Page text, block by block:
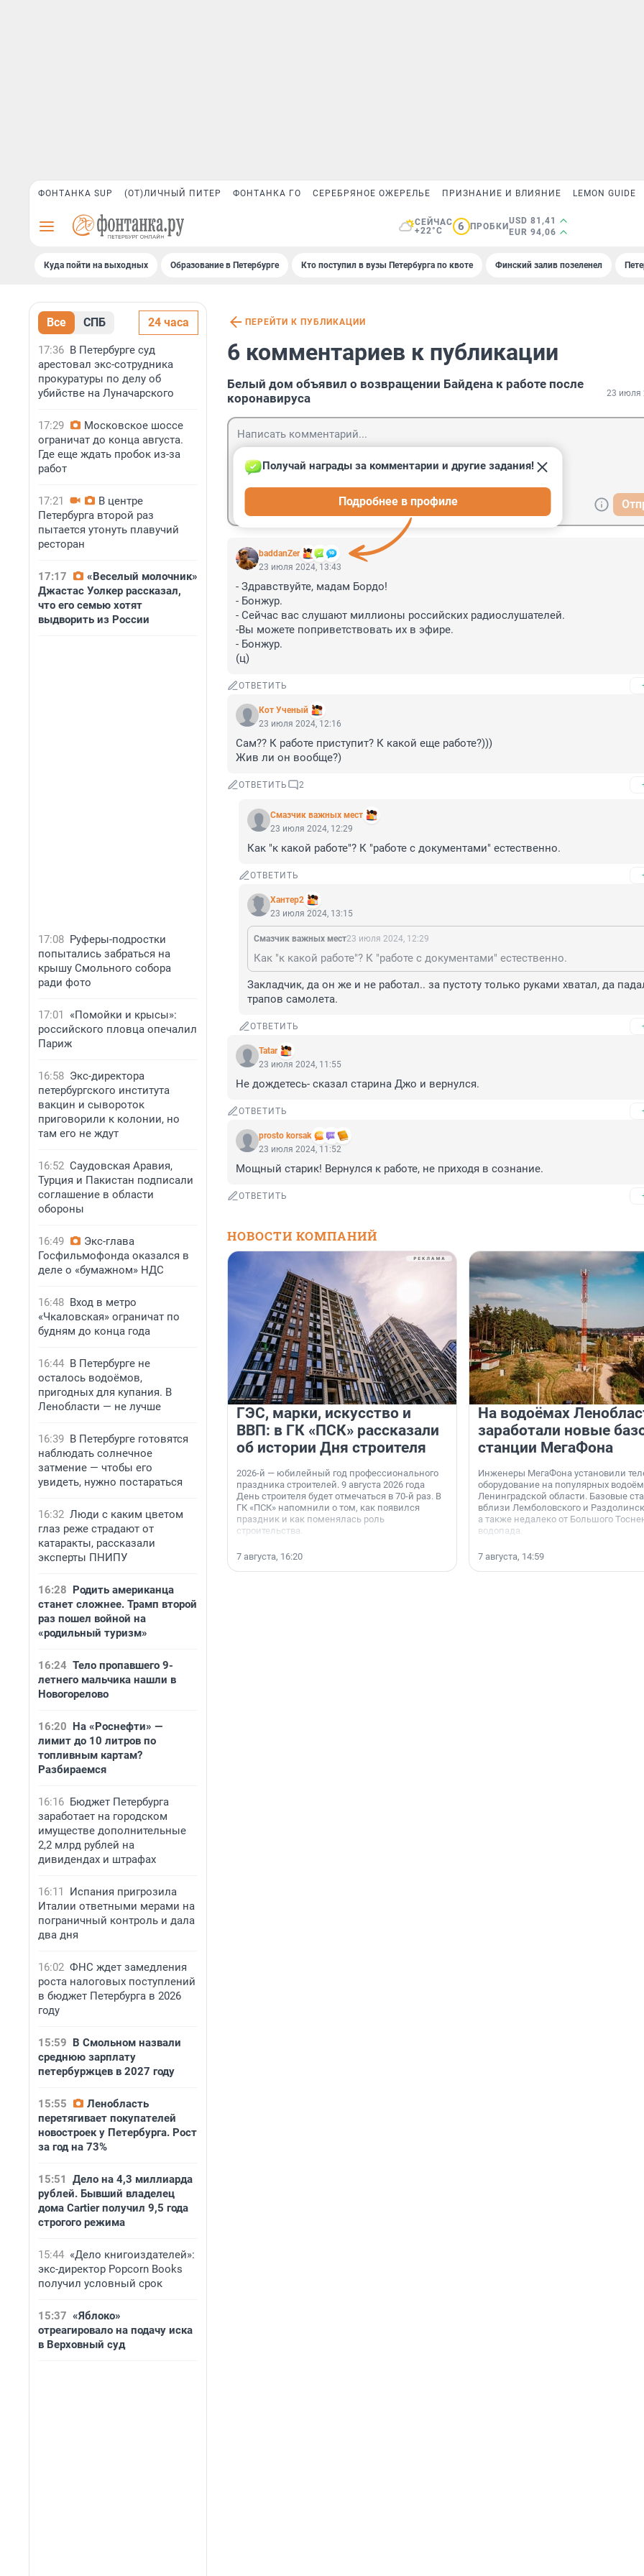
ФОНТАНКА SUP (ОТ)ЛИЧНЫЙ ПИТЕР ФОНТАНКА ГО СЕРЕБРЯНОЕ ОЖЕРЕЛЬЕ ПРИЗНАНИЕ И ВЛИЯНИЕ LEMON GUIDE
СЕЙЧАС
+22°C
6 ПРОБКИ
USD 81,41
EUR 94,06
Куда пойти на выходных Образование в Петербурге Кто поступил в вузы Петербурга по квоте Финский залив позеленел
Все СПБ 24 часа
17:36 В Петербурге суд
арестовал экс-сотрудника
прокуратуры по делу об
убийстве на Луначарского
17:29
Московское шоссе
ограничат до конца августа.
Где еще ждать пробок из-за
работ
17:21
В центре
Петербурга второй раз
пытается утонуть плавучий
ресторан
17:17
«Веселый молочник»
Джастас Уолкер рассказал,
что его семью хотят
выдворить из России
17:08 Руферы-подростки
попытались забраться на
крышу Смольного собора
ради фото
17:01
«Помойки и крысы»:
российского пловца опечалил
Париж
16:58 Экс-директора
петербургского института
вакцин и сывороток
приговорили к колонии, но
там его не ждут
16:52 Саудовская Аравия,
Турция и Пакистан подписали
соглашение в области
обороны
16:49
Экс-глава
Госфильмофонда оказался в
деле о «бумажном» НДС
16:48 Вход в метро
«Чкаловская» ограничат по
будням до конца года
16:44 В Петербурге не
осталось водоёмов,
пригодных для купания. В
Ленобласти — не лучше
16:39 В Петербурге готовятся
наблюдать солнечное
затмение — чтобы его
увидеть, нужно постараться
16:32 Люди с каким цветом
глаз реже страдают от
катаракты, рассказали
эксперты ПНИПУ
16:28 Родить американца
станет сложнее. Трамп второй
раз пошел войной на
«родильный туризм»
16:24 Тело пропавшего 9-
летнего мальчика нашли в
Новогорелово
16:20 На «Роснефти» —
лимит до 10 литров по
топливным картам?
Разбираемся
16:16 Бюджет Петербурга
заработает на городском
имуществе дополнительные
2,2 млрд рублей на
дивидендах и штрафах
16:11
Испания пригрозила
Италии ответными мерами на
пограничный контроль и дала
два дня
16:02 ФНС ждет замедления
роста налоговых поступлений
в бюджет Петербурга в 2026
году
15:59 В Смольном назвали
среднюю зарплату
петербуржцев в 2027 году
15:55
Ленобласть
перетягивает покупателей
новостроек у Петербурга. Рост
за год на 73%
15:51
Дело на 4,3 миллиарда
рублей. Бывший владелец
дома Cartier получил 9,5 года
строгого режима
15:44 «Дело книгоиздателей»:
экс-директор Popcorn Books
получил условный срок
15:37 «Яблоко»
отреагировало на подачу иска
в Верховный суд
ПЕРЕЙТИ К ПУБЛИКАЦИИ
6 комментариев к публикации
Белый дом объявил о возвращении Байдена к работе после
коронавируса
23 июля
baddanZer
Получай награды за комментарии и другие задания!
Подробнее в профиле
23 июля 2024, 13:43
- Здравствуйте, мадам Бордо!
- Бонжур.
- Сейчас вас слушают миллионы российских радиослушателей.
-Вы можете поприветствовать их в эфире.
- Бонжур.
(ц)
ОТВЕТИТЬ
Кот Ученый
23 июля 2024, 12:16
Сам?? К работе приступит? К какой еще работе?)))
Жив ли он вообще?)
ОТВЕТИТЬ 2
Смазчик важных мест
23 июля 2024, 12:29
Как "к какой работе"? К "работе с документами" естественно.
ОТВЕТИТЬ
Хантер2
23 июля 2024, 13:15
Смазчик важных мест23 июля 2024, 12:29
Как "к какой работе"? К "работе с документами" естественно.
Закладчик, да он же и не работал.. за пустоту только руками хватал, да
трапов самолета.
ОТВЕТИТЬ
Tatar
23 июля 2024, 11:55
Не дождетесь- сказал старина Джо и вернулся.
ОТВЕТИТЬ
prosto korsak
23 июля 2024, 11:52
Мощный старик! Вернулся к работе, не приходя в сознание.
ОТВЕТИТЬ
НОВОСТИ КОМПАНИЙ
ГЭС, марки, искусство и
ВВП: в ГК «ПСК» рассказали
об истории Дня строителя
2026-й — юбилейный год профессионального
праздника строителей. 9 августа 2026 года
День строителя будет отмечаться в 70-й раз. В
ГК «ПСК» напомнили о том, как появился
праздник и как поменялась роль
строительства.
7 августа, 16:20
На водоёмах
заработали новые
станции МегаФона
Инженеры МегаФона установили
оборудование на популярных
Ленинградской области. Базовые
вблизи Лемболовского и
а также недалеко от Большого
водопада.
7 августа, 14:59